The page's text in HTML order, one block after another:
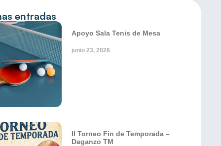
entradas
Apoyo Sala Tenis de Mesa
junio 23, 2026
II Torneo Fin de Temporada –
Daganzo TM